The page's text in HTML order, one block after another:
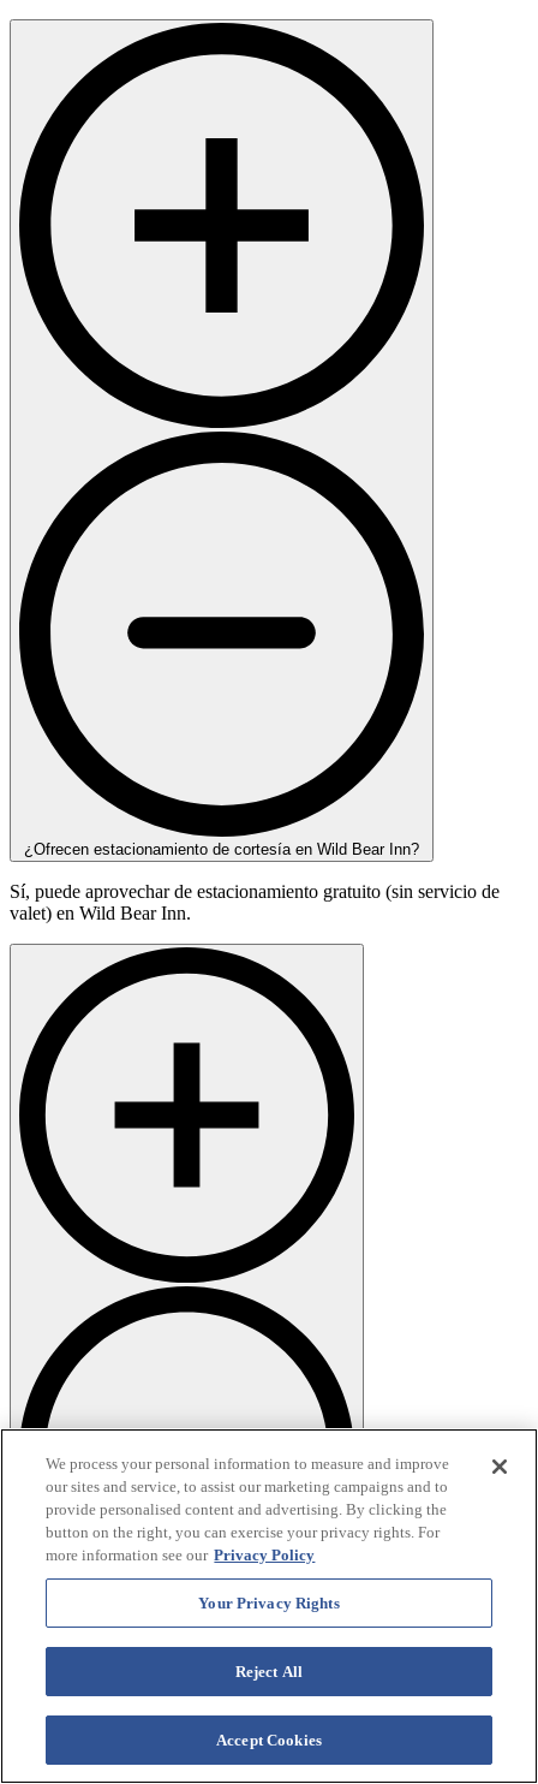
¿Ofrecen estacionamiento de cortesía en Wild Bear Inn?
Sí, puede aprovechar de estacionamiento gratuito (sin servicio de
valet) en Wild Bear Inn.
No ofrecemos transporte a las atracciones locales, pero Pigeon
Forge cuenta con transporte público y servicios de transporte
compartido para facilitar sus desplazamientos.
We process your personal information to measure and improve
our sites and service, to assist our marketing campaigns and to
provide personalised content and advertising. By clicking the
button on the right, you can exercise your privacy rights. For
more information see our Privacy Policy
Your Privacy Rights
Reject All
Accept Cookies